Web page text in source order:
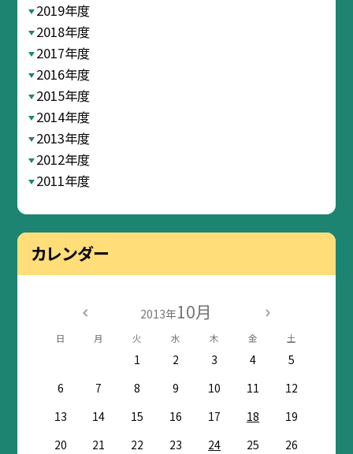
2019年度
2018年度
2017年度
2016年度
2015年度
2014年度
2013年度
2012年度
2011年度
カレンダー
2013年10月
日 月 火 水 木 金 土
1 2 3 4
5
6
7 8 9 10 11
12
13
14 15 16 17 18
19
20
21 22 23 24 25
26